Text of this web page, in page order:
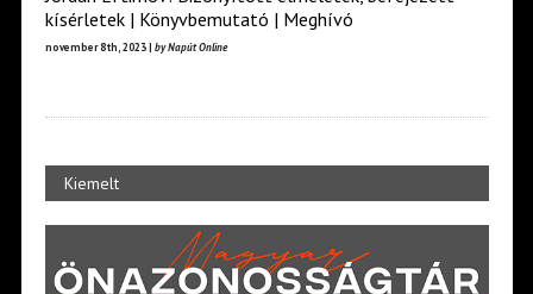
kísérletek | Könyvbemutató | Meghívó
november 8th, 2023 | by Napút Online
Kiemelt